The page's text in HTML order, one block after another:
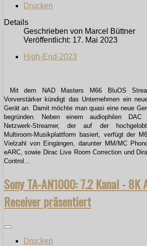
Drucken
Details
Geschrieben von Marcel Büttner
Veröffentlicht: 17. Mai 2023
High-End-2023
Mit dem NAD Masters M66 BluOS
Vorverstärker kündigt das Unternehmen ein
Gerät an. Damit möchte man quasi eine neue
begründen. Neben einem audiophilen DAC
Netzwerk-Streamer, der auf der
Multiroom-Musikplattform basiert, verfügt der
Vielzahl von Eingängen, darunter MM/MC
eARC, sowie Dirac Live Room Correction und
Control…
Sony TA-AN1000: 7.2 Kanal - 8K
Receiver präsentiert
Drucken